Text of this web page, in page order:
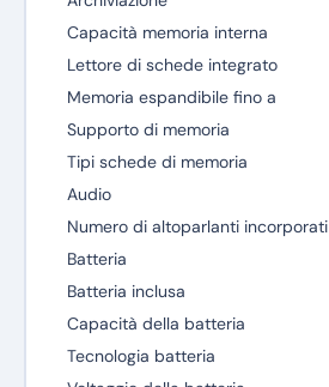
Capacità memoria interna
Lettore di schede integrato
Memoria espandibile fino a
Supporto di memoria
Tipi schede di memoria
Audio
Numero di altoparlanti incorporati
Batteria
Batteria inclusa
Capacità della batteria
Tecnologia batteria